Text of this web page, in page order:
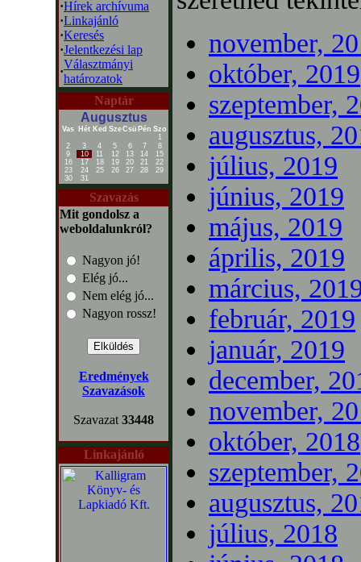
·Hírek archívuma
·Linkajánló
·Keresés
·Jelentkezési lap
·
Választmányi
határozatok
Naptár
Augusztus
Vas Hét Ked SzeCsü Pén Szo
1
2
3 4 5 6 7
8
9
10 11 12 13 14
15
16
17 18 19 20 21
22
23
24 25 26 27 28
29
30
31
Szavazás
Mit gondolsz a
weboldalunkról?
Nagyon jó!
Elég jó...
Nem elég jó...
Nagyon rossz!
Eredmények
Szavazások
Szavazat 33448
Linkajánló
november,
október, 2019
szeptember,
augusztus,
július, 2019
június, 2019
május, 2019
április, 2019
március,
február, 2019
január, 2019
december,
november,
október, 2018
szeptember,
augusztus,
július, 2018